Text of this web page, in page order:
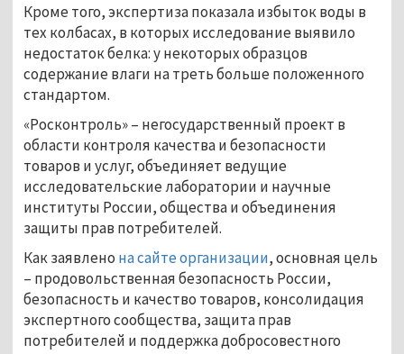
Кроме того, экспертиза показала избыток воды в
тех колбасах, в которых исследование выявило
недостаток белка: у некоторых образцов
содержание влаги на треть больше положенного
стандартом.
«Росконтроль» – негосударственный проект в
области контроля качества и безопасности
товаров и услуг, объединяет ведущие
исследовательские лаборатории и научные
институты России, общества и объединения
защиты прав потребителей.
Как заявлено на сайте организации, основная цель
– продовольственная безопасность России,
безопасность и качество товаров, консолидация
экспертного сообщества, защита прав
потребителей и поддержка добросовестного